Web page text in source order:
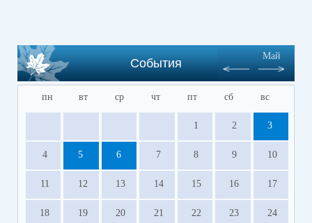
События
Май
пн вт ср чт пт сб вс
1 2 3
4 5 6 7 8 9 10
11 12 13 14 15 16 17
18 19 20 21 22 23 24